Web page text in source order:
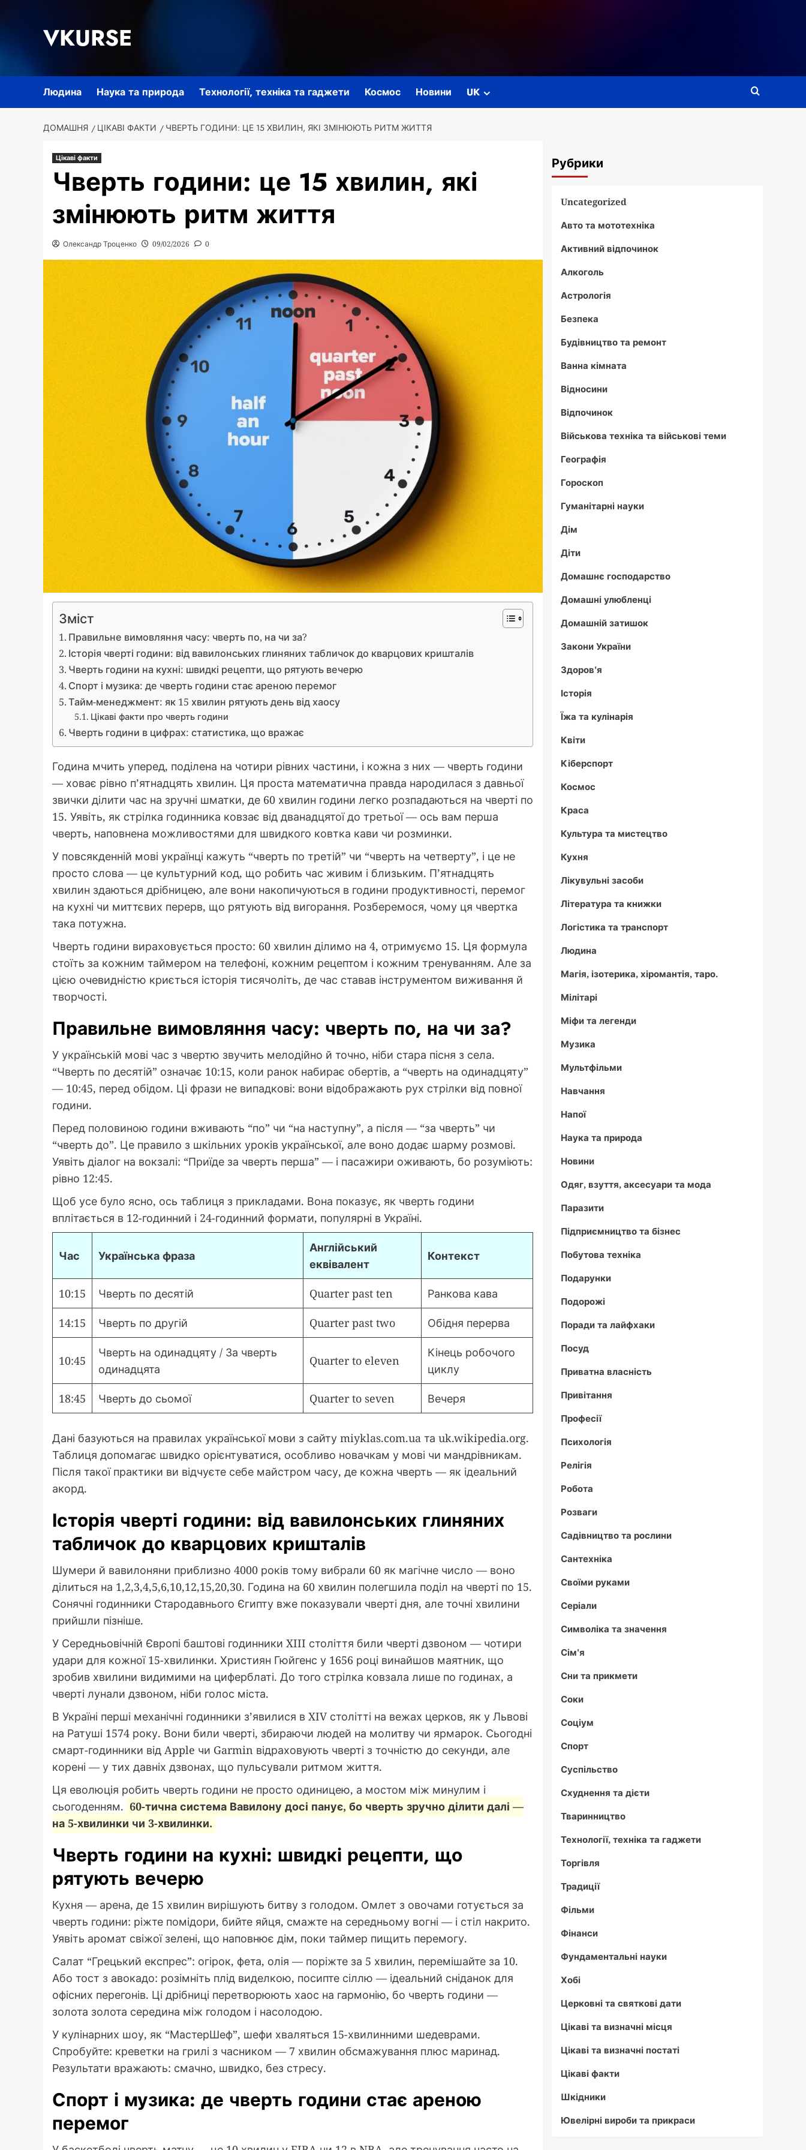
VKURSE
Людина Наука та природа Технології, техніка та гаджети Космос Новини UK
ДОМАШНЯ ЦІКАВІ ФАКТИ ЧВЕРТЬ ГОДИНИ: ЦЕ 15 ХВИЛИН, ЯКІ ЗМІНЮЮТЬ РИТМ ЖИТТЯ
Цікаві факти
Чверть години: це 15 хвилин, які
змінюють ритм життя
Олександр Троценко 09/02/2026 0
Зміст
Правильне вимовляння часу: чверть по, на чи за?
Історія чверті години: від вавилонських глиняних табличок до кварцових кришталів
Чверть години на кухні: швидкі рецепти, що рятують вечерю
Спорт і музика: де чверть години стає ареною перемог
Тайм-менеджмент: як 15 хвилин рятують день від хаосу
Цікаві факти про чверть години
Чверть години в цифрах: статистика, що вражає
Година мчить уперед, поділена на чотири рівних частини, і кожна з них — чверть години
— ховає рівно п’ятнадцять хвилин. Ця проста математична правда народилася з давньої
звички ділити час на зручні шматки, де 60 хвилин години легко розпадаються на чверті по
15. Уявіть, як стрілка годинника ковзає від дванадцятої до третьої — ось вам перша
чверть, наповнена можливостями для швидкого ковтка кави чи розминки.
У повсякденній мові українці кажуть “чверть по третій” чи “чверть на четверту”, і це не
просто слова — це культурний код, що робить час живим і близьким. П’ятнадцять
хвилин здаються дрібницею, але вони накопичуються в години продуктивності, перемог
на кухні чи миттєвих перерв, що рятують від вигорання. Розберемося, чому ця чвертка
така потужна.
Чверть години вираховується просто: 60 хвилин ділимо на 4, отримуємо 15. Ця формула
стоїть за кожним таймером на телефоні, кожним рецептом і кожним тренуванням. Але за
цією очевидністю криється історія тисячоліть, де час ставав інструментом виживання й
творчості.
Правильне вимовляння часу: чверть по, на чи за?
У українській мові час з чвертю звучить мелодійно й точно, ніби стара пісня з села.
“Чверть по десятій” означає 10:15, коли ранок набирає обертів, а “чверть на одинадцяту”
— 10:45, перед обідом. Ці фрази не випадкові: вони відображають рух стрілки від повної
години.
Перед половиною години вживають “по” чи “на наступну”, а після — “за чверть” чи
“чверть до”. Це правило з шкільних уроків української, але воно додає шарму розмові.
Уявіть діалог на вокзалі: “Приїде за чверть перша” — і пасажири оживають, бо розуміють:
рівно 12:45.
Щоб усе було ясно, ось таблиця з прикладами. Вона показує, як чверть години
вплітається в 12-годинний і 24-годинний формати, популярні в Україні.
Час Українська фраза
Англійський
еквівалент
Контекст
10:15 Чверть по десятій Quarter past ten Ранкова кава
14:15 Чверть по другій Quarter past two Обідня перерва
10:45
Чверть на одинадцяту / За чверть
одинадцята
Quarter to eleven
Кінець робочого
циклу
18:45 Чверть до сьомої Quarter to seven Вечеря
Дані базуються на правилах української мови з сайту miyklas.com.ua та uk.wikipedia.org.
Таблиця допомагає швидко орієнтуватися, особливо новачкам у мові чи мандрівникам.
Після такої практики ви відчуєте себе майстром часу, де кожна чверть — як ідеальний
акорд.
Історія чверті години: від вавилонських глиняних
табличок до кварцових кришталів
Шумери й вавилоняни приблизно 4000 років тому вибрали 60 як магічне число — воно
ділиться на 1,2,3,4,5,6,10,12,15,20,30. Година на 60 хвилин полегшила поділ на чверті по 15.
Сонячні годинники Стародавнього Єгипту вже показували чверті дня, але точні хвилини
прийшли пізніше.
У Середньовічній Європі баштові годинники XIII століття били чверті дзвоном — чотири
удари для кожної 15-хвилинки. Християн Гюйгенс у 1656 році винайшов маятник, що
зробив хвилини видимими на циферблаті. До того стрілка ковзала лише по годинах, а
чверті лунали дзвоном, ніби голос міста.
В Україні перші механічні годинники з’явилися в XIV столітті на вежах церков, як у Львові
на Ратуші 1574 року. Вони били чверті, збираючи людей на молитву чи ярмарок. Сьогодні
смарт-годинники від Apple чи Garmin відраховують чверті з точністю до секунди, але
корені — у тих давніх дзвонах, що пульсували ритмом життя.
Ця еволюція робить чверть години не просто одиницею, а мостом між минулим і
сьогоденням. 60-тична система Вавилону досі панує, бо чверть зручно ділити далі —
на 5-хвилинки чи 3-хвилинки.
Чверть години на кухні: швидкі рецепти, що
рятують вечерю
Кухня — арена, де 15 хвилин вирішують битву з голодом. Омлет з овочами готується за
чверть години: ріжте помідори, бийте яйця, смажте на середньому вогні — і стіл накрито.
Уявіть аромат свіжої зелені, що наповнює дім, поки таймер пищить перемогу.
Салат “Грецький експрес”: огірок, фета, олія — поріжте за 5 хвилин, перемішайте за 10.
Або тост з авокадо: розімніть плід виделкою, посипте сіллю — ідеальний сніданок для
офісних перегонів. Ці дрібниці перетворюють хаос на гармонію, бо чверть години —
золота золота середина між голодом і насолодою.
У кулінарних шоу, як “МастерШеф”, шефи хваляться 15-хвилинними шедеврами.
Спробуйте: креветки на грилі з часником — 7 хвилин обсмажування плюс маринад.
Результати вражають: смачно, швидко, без стресу.
Спорт і музика: де чверть години стає ареною
перемог
Рубрики
Uncategorized
Авто та мототехніка
Активний відпочинок
Алкоголь
Астрологія
Безпека
Будівництво та ремонт
Ванна кімната
Відносини
Відпочинок
Військова техніка та військові теми
Географія
Гороскоп
Гуманітарні науки
Дім
Діти
Домашнє господарство
Домашні улюбленці
Домашній затишок
Закони України
Здоров'я
Історія
Їжа та кулінарія
Квіти
Кіберспорт
Космос
Краса
Культура та мистецтво
Кухня
Лікувульні засоби
Література та книжки
Логістика та транспорт
Людина
Магія, ізотерика, хіромантія, таро.
Мілітарі
Міфи та легенди
Музика
Мультфільми
Навчання
Напої
Наука та природа
Новини
Одяг, взуття, аксесуари та мода
Паразити
Підприємництво та бізнес
Побутова техніка
Подарунки
Подорожі
Поради та лайфхаки
Посуд
Приватна власність
Привітання
Професії
Психологія
Релігія
Робота
Розваги
Садівництво та рослини
Сантехніка
Своїми руками
Серіали
Символіка та значення
Сім'я
Сни та прикмети
Соки
Соціум
Спорт
Суспільство
Схуднення та дієти
Тваринництво
Технології, техніка та гаджети
Торгівля
Традиції
Фільми
Фінанси
Фундаментальні науки
Хобі
Церковні та святкові дати
Цікаві та визначні місця
Цікаві та визначні постаті
Цікаві факти
Шкідники
Ювелірні вироби та прикраси